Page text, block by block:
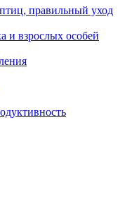
правильный уход
и взрослых особей